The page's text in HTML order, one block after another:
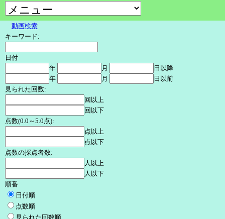
動画検索
キーワード:
日付
年
月
日以降
年
月
日以前
見られた回数:
回以上
回以下
点数(0.0～5.0点):
点以上
点以下
点数の採点者数:
人以上
人以下
順番
日付順
点数順
見られた回数順